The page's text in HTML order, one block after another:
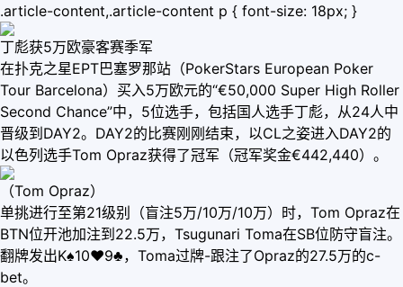
.article-content,.article-content p { font-size: 18px; }
丁彪获5万欧豪客赛季军
在扑克之星EPT巴塞罗那站（PokerStars European Poker
Tour Barcelona）买入5万欧元的“€50,000 Super High Roller
Second Chance”中，5位选手，包括国人选手丁彪，从24人中
晋级到DAY2。DAY2的比赛刚刚结束，以CL之姿进入DAY2的
以色列选手Tom Opraz获得了冠军（冠军奖金€442,440）。
（Tom Opraz）
单挑进行至第21级别（盲注5万/10万/10万）时，Tom Opraz在
BTN位开池加注到22.5万，Tsugunari Toma在SB位防守盲注。
翻牌发出K♠10♥9♣，Toma过牌-跟注了Opraz的27.5万的c-
bet。